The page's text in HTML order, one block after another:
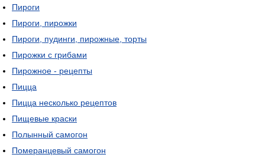
Пироги
Пироги, пирожки
Пироги, пудинги, пирожные, торты
Пирожки с грибами
Пирожное - рецепты
Пицца
Пицца несколько рецептов
Пищевые краски
Полынный самогон
Померанцевый самогон